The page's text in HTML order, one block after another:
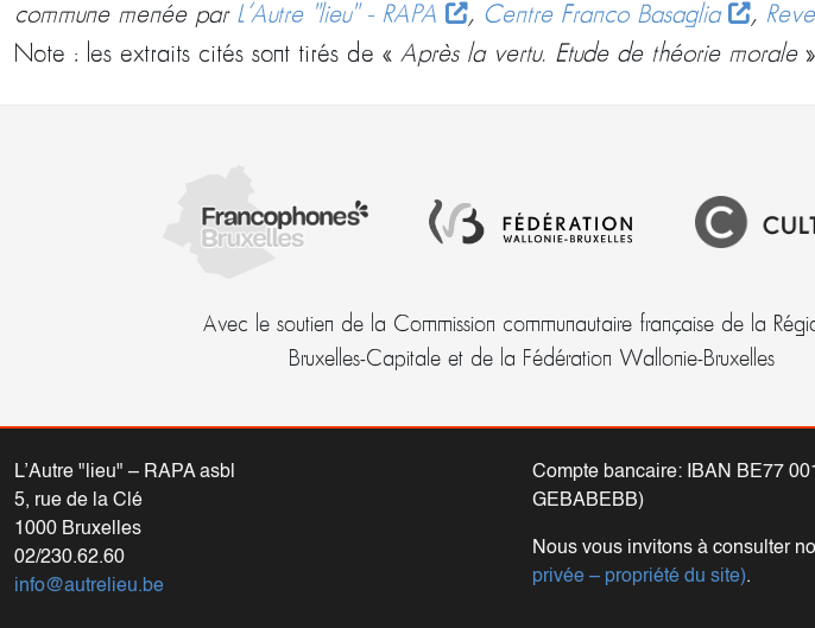
commune menée par L’Autre "lieu" – RAPA , Centre Franco Basaglia ,
Note : les extraits cités sont tirés de « Après la vertu. Etude de théorie morale
Avec le soutien de la Commission communautaire française de la
Bruxelles-Capitale et de la Fédération Wallonie-Bruxelles
L’Autre "lieu" – RAPA asbl
5, rue de la Clé
1000 Bruxelles
02/230.62.60
info@autrelieu.be
Compte bancaire: IBAN BE77
GEBABEBB)
Nous vous invitons à consulter
privée – propriété du site).